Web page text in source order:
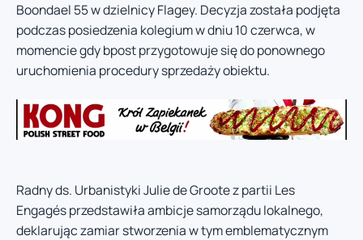
Boondael 55 w dzielnicy Flagey. Decyzja została podjęta
podczas posiedzenia kolegium w dniu 10 czerwca, w
momencie gdy bpost przygotowuje się do ponownego
uruchomienia procedury sprzedaży obiektu.
Radny ds. Urbanistyki Julie de Groote z partii Les
Engagés przedstawiła ambicje samorządu lokalnego,
deklarując zamiar stworzenia w tym emblematycznym